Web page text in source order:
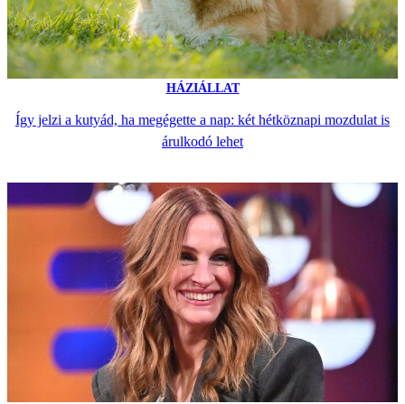
HÁZIÁLLAT
Így jelzi a kutyád, ha megégette a nap: két hétköznapi mozdulat is
árulkodó lehet